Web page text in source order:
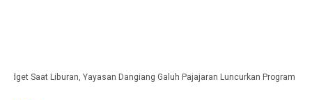
Saat Liburan, Yayasan Dangiang Galuh Pajajaran Luncurkan Program